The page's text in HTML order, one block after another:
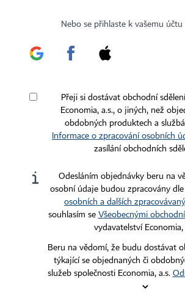
Certifikováno Sledujte nás
Economia
Ochrana osobních
Nastavení soukromí
Všeobecné smluvní
Koupit / darovat předplatné
Nebo se přihlaste k vašemu
Přeji si dostávat obchodní
Economia, a.s., o jiných, než
obdobných produktech a
Informace o zpracování osobních
zasílání obchodních
Odesláním objednávky beru na
osobní údaje budou zpracovány dle
osobních a dalších
souhlasím se Všeobecnými
vydavatelství Economia,
Beru na vědomí, že budu dostávat
týkající se objednaných či
služeb společnosti Economia, a.s.